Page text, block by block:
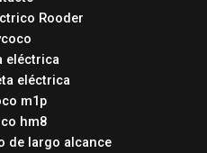
Rooder
eléctrica
eléctrica
m1p
hm8
de largo alcance